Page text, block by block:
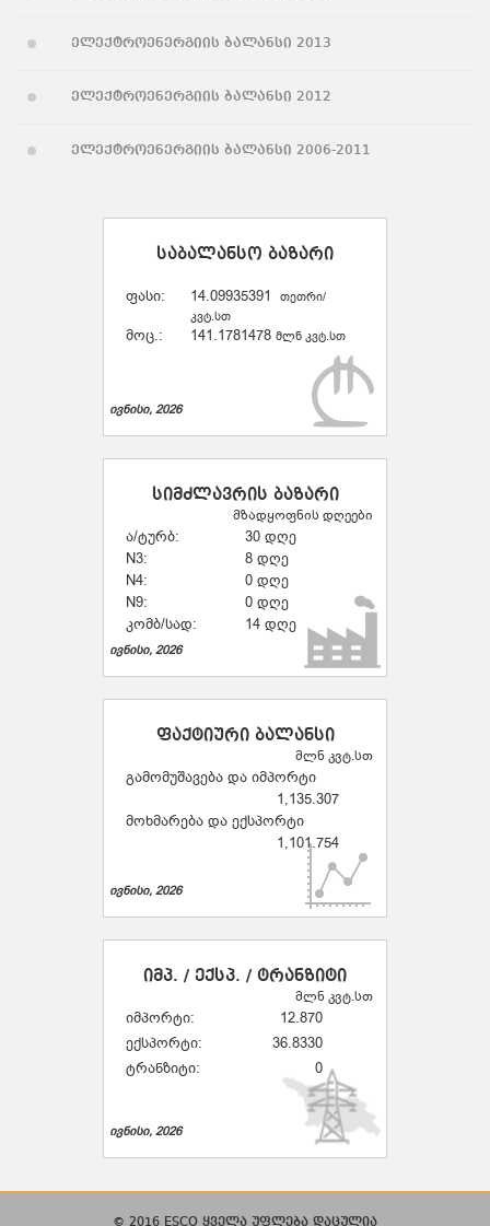
ელექტროენერგიის ბალანსი 2013
ელექტროენერგიის ბალანსი 2012
ელექტროენერგიის ბალანსი 2006-2011
საბალანსო ბაზარი
ფასი: 14.09935391
თეთრი/
კვტ.სთ
მოც.: 141.1781478 მლნ კვტ.სთ
ივნისი, 2026
სიმძლავრის ბაზარი
მზადყოფნის დღეები
ა/ტურბ:
30 დღე
N3:
8 დღე
N4:
0 დღე
N9:
0 დღე
კომბ/სად:
14 დღე
ივნისი, 2026
ფაქტიური ბალანსი
მლნ კვტ.სთ
გამომუშავება და იმპორტი
1,135.307
მოხმარება და ექსპორტი
1,101.754
ივნისი, 2026
იმპ. / ექსპ. / ტრანზიტი
მლნ კვტ.სთ
იმპორტი:
12.870
ექსპორტი:
36.8330
ტრანზიტი:
0
ივნისი, 2026
© 2016 ESCO ყველა უფლება დაცულია